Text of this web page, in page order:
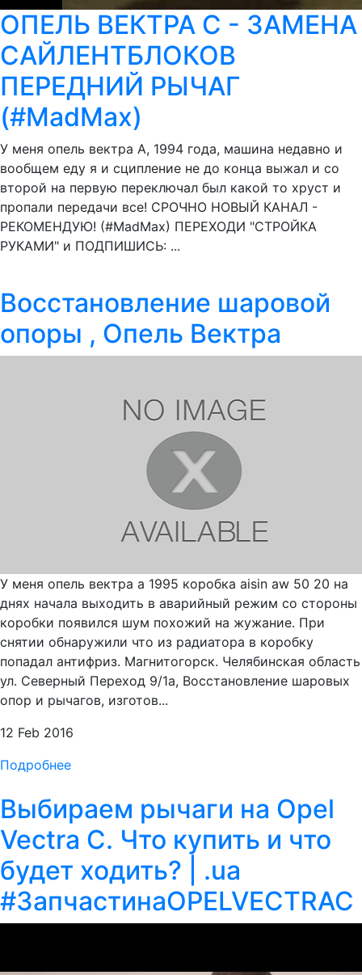
ОПЕЛЬ ВЕКТРА С - ЗАМЕНА
САЙЛЕНТБЛОКОВ
ПЕРЕДНИЙ РЫЧАГ
(#MadMax)
У меня опель вектра А, 1994 года, машина недавно и
вообщем еду я и сципление не до конца выжал и со
второй на первую переключал был какой то хруст и
пропали передачи все! СРОЧНО НОВЫЙ КАНАЛ -
РЕКОМЕНДУЮ! (#MadMax) ПЕРЕХОДИ "СТРОЙКА
РУКАМИ" и ПОДПИШИСЬ: ...
Восстановление шаровой
опоры , Опель Вектра
У меня опель вектра а 1995 коробка aisin aw 50 20 на
днях начала выходить в аварийный режим со стороны
коробки появился шум похожий на жужание. При
снятии обнаружили что из радиатора в коробку
попадал антифриз. Магнитогорск. Челябинская область
ул. Северный Переход 9/1а, Восстановление шаровых
опор и рычагов, изготов...
12 Feb 2016
Подробнее
Выбираем рычаги на Opel
Vectra C. Что купить и что
будет ходить? | .ua
#ЗапчастинаOPELVECTRAC